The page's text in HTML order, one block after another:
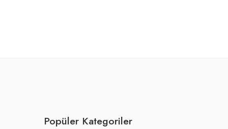
Popüler Kategoriler